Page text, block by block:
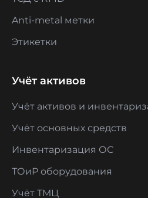
Anti-metal метки
Этикетки
Учёт активов
Учёт активов и
Учёт основных средств
Инвентаризация ОС
ТОиР оборудования
Учёт ТМЦ